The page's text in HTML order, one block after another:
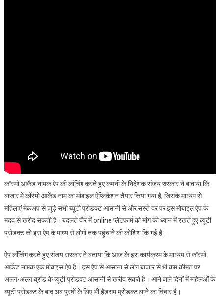
कॉस्मो आर्केड नामक ऐप की लांचिंग करते हुए कंपनी के निदेशक संजय सरकार ने बाताया कि
बाजार में कॉस्मो आर्केड नाम का मोबाइल ऐप्लिकेशन तैयार किया गया है, जिसके माध्यम से
महिलाएं मेकअप से जुड़े सभी ब्यूटी प्रोडक्ट आसानी से और सस्ते दर पर इस मोबाइल ऐप के
मदद से खरीद सकती है। बदलते दौर में online प्लेटफार्म की मांग को ध्यान में रखते हुए ब्यूटी
प्रोडक्ट को इस ऐप के माध्य से लोगों तक पहुंचाने की कोशिश कि गई है।
ऐप लॉंचिंग करते हुए संजय सरकार ने बताया कि आज के इस कार्यक्रम के माध्यम से कॉस्मो
आर्केड नामक एक मोबाइस ऐप है। इस ऐप से आसाना से लोग बाजार से भी कम कीमत पर
अलग-अलग ब्रांड के ब्यूटी प्रोडक्ट आसानी से खरीद सकते है। आने वाले दिनों में महिलओं के
ब्यूटी प्रोडक्ट के बाद अब पुरषों के लिए भी हैंडसम प्रोडक्ट लाने का विचार है।